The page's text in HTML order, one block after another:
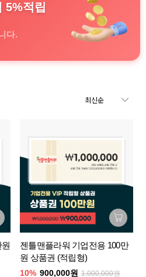
5%적립
다.
젠틀맨플라워 기업전용 100만
원 상품권 (적립형)
10% 900,000원 1,000,000원